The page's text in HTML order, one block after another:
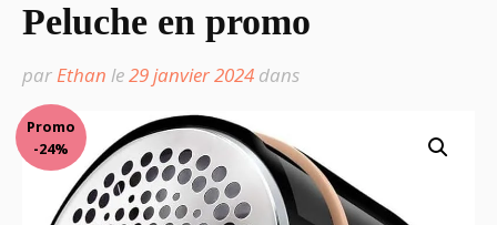
Peluche en promo
parEthan le29 janvier 2024 dans
Promo
-24%